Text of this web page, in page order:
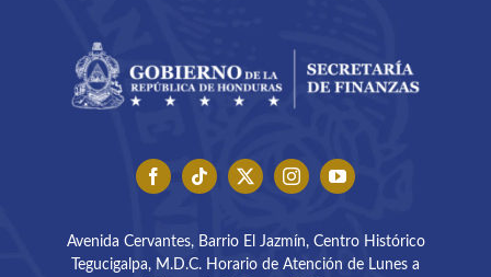
Avenida Cervantes, Barrio El Jazmín, Centro Histórico
Tegucigalpa, M.D.C. Horario de Atención de Lunes a